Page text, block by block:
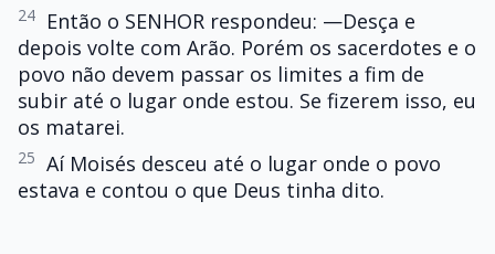
24
Então o SENHOR respondeu: —Desça e
depois volte com Arão. Porém os sacerdotes e o
povo não devem passar os limites a fim de
subir até o lugar onde estou. Se fizerem isso, eu
os matarei.
25 Aí Moisés desceu até o lugar onde o povo
estava e contou o que Deus tinha dito.